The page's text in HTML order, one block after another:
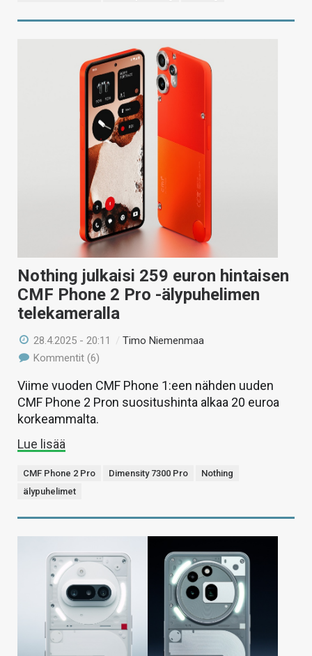
Nothing julkaisi 259 euron hintaisen
CMF Phone 2 Pro -älypuhelimen
telekameralla
28.4.2025 - 20:11 /Timo Niemenmaa
Kommentit (6)
Viime vuoden CMF Phone 1:een nähden uuden
CMF Phone 2 Pron suositushinta alkaa 20 euroa
korkeammalta.
Lue lisää
CMF Phone 2 Pro Dimensity 7300 Pro
Nothing
älypuhelimet